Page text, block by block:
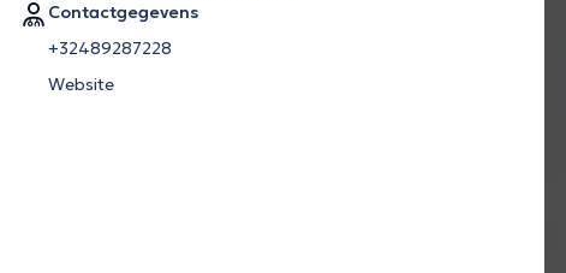
Contactgegevens
+32489287228
Website